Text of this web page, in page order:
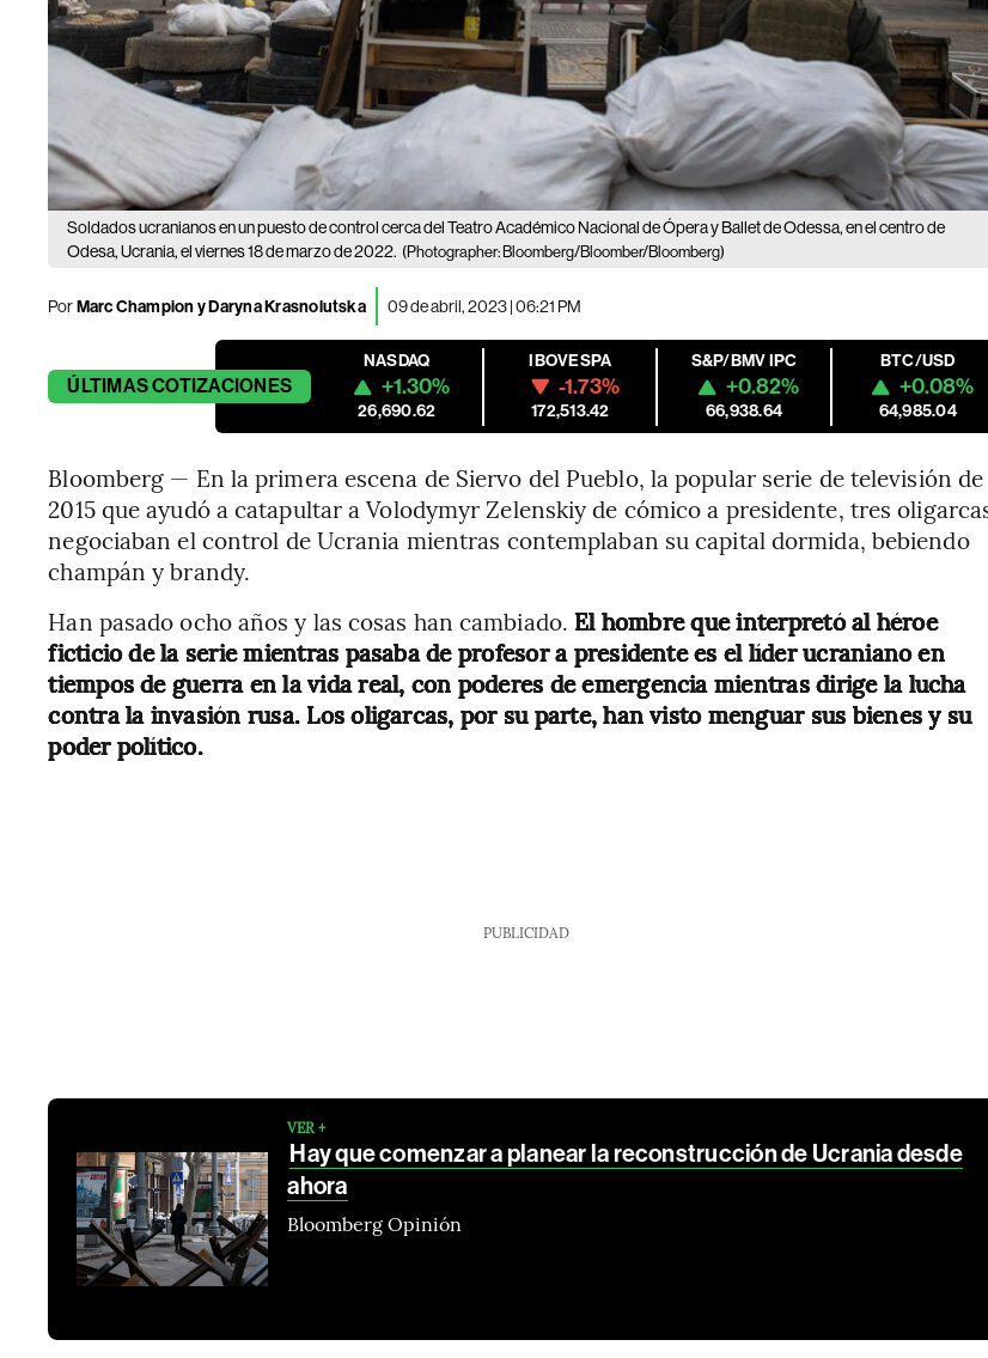
Soldados ucranianos en un puesto de control cerca del Teatro Académico Nacional de Ópera y Ballet de Odessa, en el centro de
Odesa, Ucrania, el viernes 18 de marzo de 2022. (Photographer: Bloomberg/Bloomber/Bloomberg)
PorMarc Champion y Daryna Krasnolutska 09 de abril, 2023 | 06:21 PM
ÚLTIMASCOTIZACIONES
NASDAQ
+1.30%
26,690.62
IBOVESPA
-1.73%
172,513.42
S&P/BMV IPC
+0.82%
66,938.64
BTC/USD
+0.08%
64,985.04
Bloomberg — En la primera escena de Siervo del Pueblo, la popular serie de televisión de
2015 que ayudó a catapultar a Volodymyr Zelenskiy de cómico a presidente, tres
negociaban el control de Ucrania mientras contemplaban su capital dormida, bebiendo
champán y brandy.
Han pasado ocho años y las cosas han cambiado. El hombre que interpretó al héroe
ficticio de la serie mientras pasaba de profesor a presidente es el líder ucraniano en
tiempos de guerra en la vida real, con poderes de emergencia mientras dirige la lucha
contra la invasión rusa. Los oligarcas, por su parte, han visto menguar sus bienes y su
poder político.
PUBLICIDAD
VER +
Hay que comenzar a planear la reconstrucción de Ucrania desde
ahora
Bloomberg Opinión